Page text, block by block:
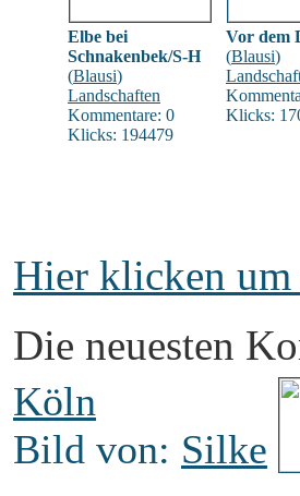
Elbe bei
Schnakenbek/S-H
(Blausi)
Landschaften
Kommentare: 0
Klicks: 194479
Vor dem
(Blausi)
Klicks:
Hier klicken um
Die neuesten
Köln
Bild von: Silke